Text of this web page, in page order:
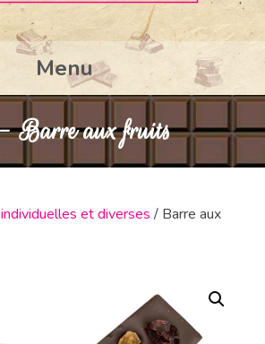
Menu
Barre aux fruits
et diverses / Barre aux